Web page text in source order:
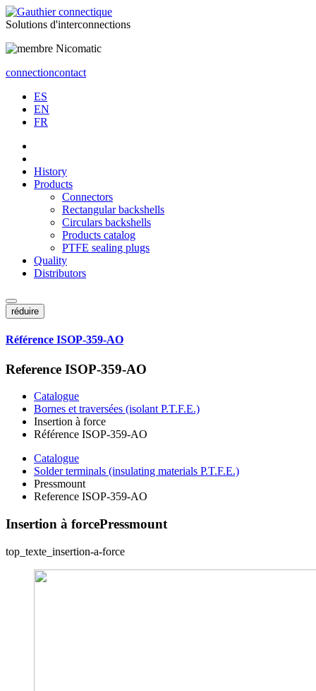
Solutions d'interconnections
connectioncontact
ES
EN
FR
History
Products
Connectors
Rectangular backshells
Circulars backshells
Products catalog
PTFE sealing plugs
Quality
Distributors
réduire
Référence ISOP-359-AO
Reference ISOP-359-AO
Catalogue
Bornes et traversées (isolant P.T.F.E.)
Insertion à force
Référence ISOP-359-AO
Catalogue
Solder terminals (insulating materials P.T.F.E.)
Pressmount
Reference ISOP-359-AO
Insertion à forcePressmount
top_texte_insertion-a-force